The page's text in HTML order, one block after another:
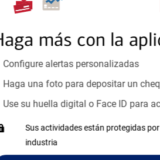
más con la
Configure alertas personalizadas
Haga una foto para depositar un
Use su huella digital o Face ID para
Sus actividades están protegidas
industria
Reúnase con especialistas
orientación que necesita, en
personales, hasta el ahorro
inicio o crecimiento de su
esté listo, un especialista
Vea si nuestro centro de
Visite nuestro centro de ayuda